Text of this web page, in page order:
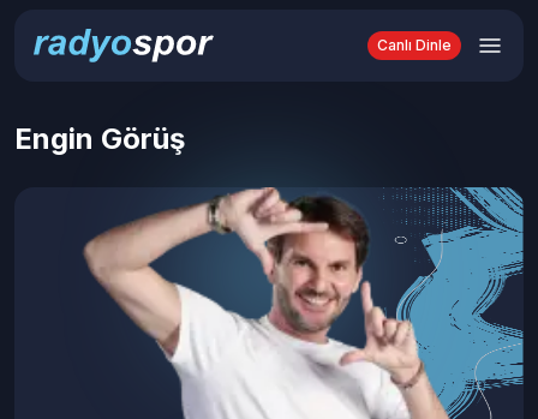
Canlı Dinle
Engin Görüş